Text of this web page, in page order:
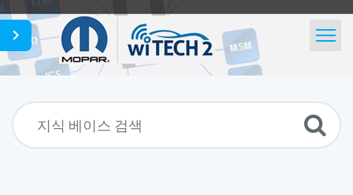
홈
검색
뉴스